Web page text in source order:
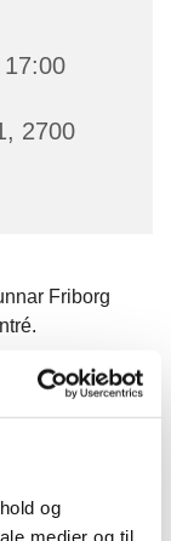
og
medier og til
2700
Friborg